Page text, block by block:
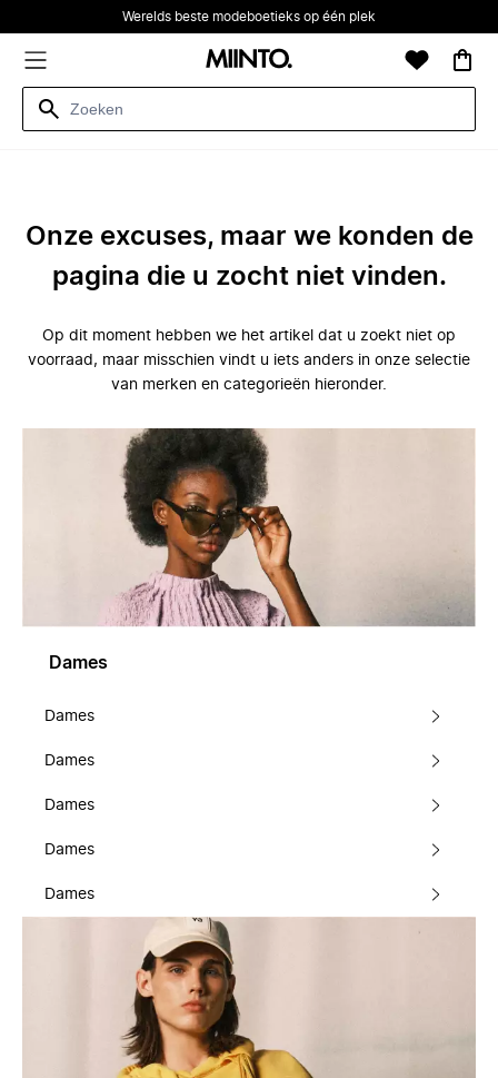
Werelds beste modeboetieks op één plek
Onze excuses, maar we konden de
pagina die u zocht niet vinden.
Op dit moment hebben we het artikel dat u zoekt niet op
voorraad, maar misschien vindt u iets anders in onze selectie
van merken en categorieën hieronder.
Dames
Dames
Dames
Dames
Dames
Dames